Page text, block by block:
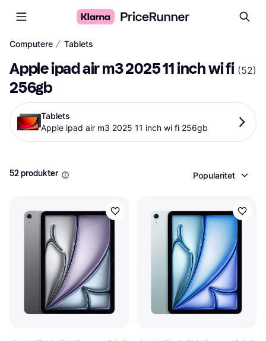
Computere ∕ Tablets
Apple ipad air m3 2025 11 inch wi fi
256gb
(52)
Tablets
Apple ipad air m3 2025 11 inch wi fi 256gb
52 produkter Popularitet